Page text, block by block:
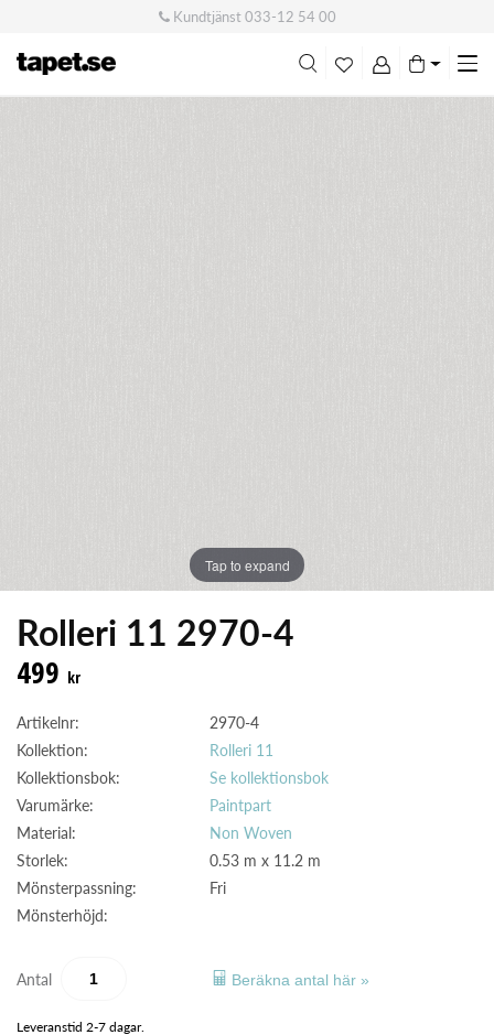
Kundtjänst033-12 54 00
Tap to expand
Rolleri 11 2970-4
499 kr
Artikelnr:
2970-4
Kollektion:
Rolleri 11
Kollektionsbok:
Se kollektionsbok
Varumärke:
Paintpart
Material:
Non Woven
Storlek:
0.53 m x 11.2 m
Mönsterpassning:
Fri
Mönsterhöjd:
Antal Beräkna antal här »
Leveranstid 2-7 dagar.